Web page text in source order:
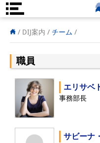
DIJ案内
研究所の概要
チーム
執行部
リサーチ・
学術誌・サ
/ DIJ案内 / チーム /
職員
エリサベ
事務部長
サビーナ